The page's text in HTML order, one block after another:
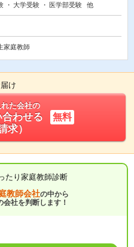
大学受験 医学部受験 他
家庭教師
た会社の
わせる
求）
無料
教師会社の中から
社を判断します！